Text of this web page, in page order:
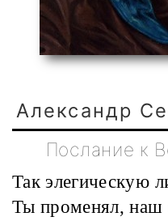
Александр
Послание к
Так элегическую
Ты променял, наш